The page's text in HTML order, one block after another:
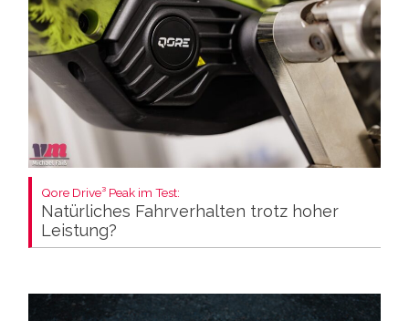
Qore Drive³ Peak im Test:
Natürliches Fahrverhalten trotz hoher
Leistung?